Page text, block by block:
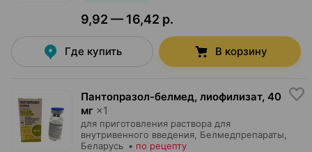
9,92 — 16,42 р.
Где купить В корзину
Пантопразол-белмед, лиофилизат, 40
мг ×1
для приготовления раствора для
внутривенного введения, Белмедпрепараты
Беларусь • по рецепту